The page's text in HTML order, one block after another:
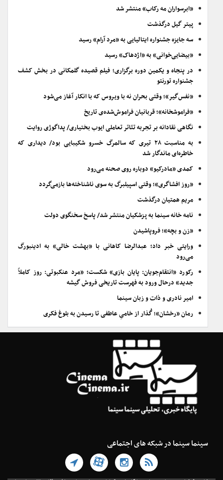
«ابرسواران مه رکاب» منتشر شد
پیتر گیل درگذشت
سه جایزه جشنواره ایتالیایی به «مرد آرام» رسید
«بیضایی‌خوانی» به «اژدهاک» رسید
در پنجاه و یکمین دوره برگزاری؛ فیلم قصیده گلمکانی در بخش کشف
جشنواره تورنتو
«نفس‌گیر»؛ وقتی بحران نه با ویروس که با انکار آغاز می‌شود
«فراموشخانه»؛ قربانیان فراموش‌شده‌ی تاریخ
نگاهی نقادانه بر تجربه تئاتر تعاملی ایوب بختیاری/ پداگوژی روایت
به مناسبت ۲۸ تیری که سالمرگ خسرو شکیبایی بود/ دیداری که
خاطره‌ای ماندگار شد
کمدی «مادرکیو» دوباره روی صحنه می‌رود
«روز افشاگری»؛ وقتی اسپیلبرگ به سوی ناشناخته‌ها بازمی‌گردد
مریم همتیان درگذشت
نامه خانه سینما به پزشکیان منتشر شد/ پاسخ سخنگوی دولت
«زن و بچه»؛ فروپاشیدن
ورایتی خبر داد؛ عبدالرضا کاهانی با «بهشت خالی» به ادینبورگ
می‌رود
رکورد «انتقام‌جویان: پایان بازی» شکست؛ «مرد عنکبوتی: روز کاملاً
جدید» درحال ورود به فهرست تاریخی فروش گیشه
امیر نادری و ذات و زبان سینما
رمان «رخشان»؛ گُذار از خامیِ عاطفی تا رسیدن به بلوغ فکری
سینما سینما در شبکه های اجتماعی